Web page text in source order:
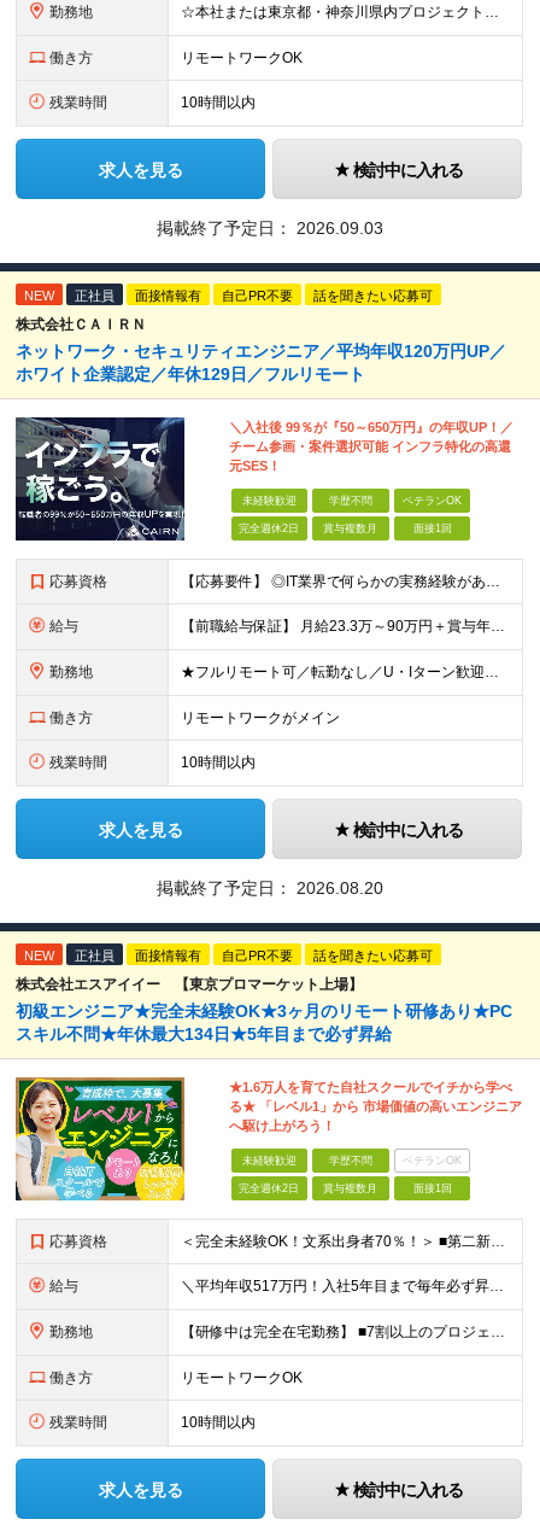
勤務地 ☆本社または東京都・神奈川県内プロジェクト先での勤務となります ☆リモートワークOKの案件も多数あります(応相談) ☆転居を伴う転勤はありません ☆九州地方、北陸地方、北海道からの転職者も多数在籍！/
働き方 リモートワークOK
残業時間 10時間以内
求人を見る 検討中に入れる
掲載終了予定日： 2026.09.03
NEW 正社員 面接情報有 自己PR不要 話を聞きたい応募可
株式会社ＣＡＩＲＮ
ネットワーク・セキュリティエンジニア／平均年収120万円UP／
ホワイト企業認定／年休129日／フルリモート
＼入社後 99％が『50～650万円』の年収UP！／
チーム参画・案件選択可能 インフラ特化の高還
元SES！
未経験歓迎 学歴不問 ベテランOK
完全週休2日 賞与複数月 面接1回
応募資格 【応募要件】 ◎IT業界で何らかの実務経験がある方 └2～3ヶ月の実務経験のある方は歓迎します！ 例）PCキッティングやモバイル通信基地局の業務経験者など インフラエンジニアとしてご経験のある方は、
給与 【前職給与保証】 月給23.3万～90万円＋賞与年2回＋インセンティブ ★年収1000万円以上の実績あり！ ※上記月給には月20～30時間分（2万9,300円～21万7,900円）の固定残業代を含み
勤務地 ★フルリモート可／転勤なし／U・Iターン歓迎★ ◎勤務地は相談の上、ご自宅近くに調整します！ 【勤務地】 本社、または東京／埼玉／千葉／神奈川／愛知／仙台のクライアント先 ◎完全在宅（フルリモート）
働き方 リモートワークがメイン
残業時間 10時間以内
求人を見る 検討中に入れる
掲載終了予定日： 2026.08.20
NEW 正社員 面接情報有 自己PR不要 話を聞きたい応募可
株式会社エスアイイー 【東京プロマーケット上場】
初級エンジニア★完全未経験OK★3ヶ月のリモート研修あり★PC
スキル不問★年休最大134日★5年目まで必ず昇給
★1.6万人を育てた自社スクールでイチから学べ
る★ 「レベル1」から 市場価値の高いエンジニア
へ駆け上がろう！
未経験歓迎 学歴不問 ベテランOK
完全週休2日 賞与複数月 面接1回
応募資格 ＜完全未経験OK！文系出身者70％！＞ ■第二新卒歓迎 ■学歴・経歴不問・社会人未経験もOK ■20代を中心に活躍中◎ ★☆先輩たちの前職☆★ 元アパレルスタッフや塾講師、介護士、事務、営業など社員
給与 ＼平均年収517万円！入社5年目まで毎年必ず昇給／ ■賞与年3回 ■年収800万円以上も可 ■入社3年以上の平均年収469.2万円 月給23万2000円以上＋賞与年3回＋各種手当 ☆入社5年目まで最
勤務地 【研修中は完全在宅勤務】 ■7割以上のプロジェクトでリモートワークを導入 ■一都三県のプロジェクト先 ■転居を伴う転勤なし ＜プロジェクト先＞ 東京・神奈川・千葉・埼玉でのプロジェクト先にて勤務いた
働き方 リモートワークOK
残業時間 10時間以内
求人を見る 検討中に入れる